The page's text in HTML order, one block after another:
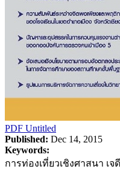
PDF Untitled
Published: Dec 14, 2015
Keywords:
การท่องเที่ยวเชิงศาสนา เจ